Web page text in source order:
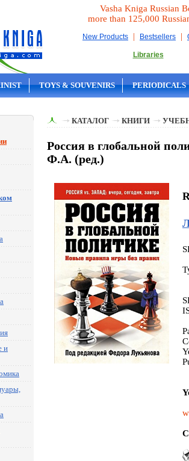
Vasha Kniga Russian
more than 125,000
New Products | Bestsellers |
Libraries
TOYS & SOUVENIRS PERIODICALS
и
КАТАЛОГ КНИГИ
Россия в глобальной
Ф.А. (ред.)